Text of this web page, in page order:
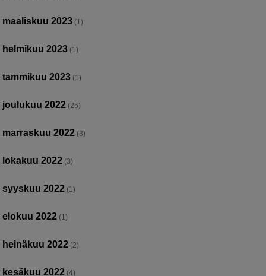
maaliskuu 2023 (1)
helmikuu 2023 (1)
tammikuu 2023 (1)
joulukuu 2022 (25)
marraskuu 2022 (3)
lokakuu 2022 (3)
syyskuu 2022 (1)
elokuu 2022 (1)
heinäkuu 2022 (2)
kesäkuu 2022 (4)